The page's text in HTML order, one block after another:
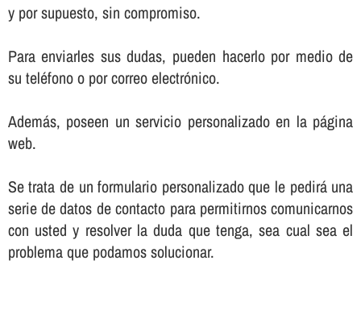
y por supuesto, sin compromiso.
Para enviarles sus dudas, pueden hacerlo por medio de
su teléfono o por correo electrónico.
Además, poseen un servicio personalizado en la página
web.
Se trata de un formulario personalizado que le pedirá una
serie de datos de contacto para permitirnos comunicarnos
con usted y resolver la duda que tenga, sea cual sea el
problema que podamos solucionar.